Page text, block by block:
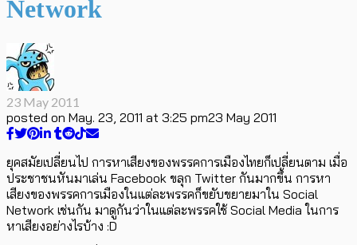
Network
23 May 2011
posted on May. 23, 2011 at 3:25 pm23 May 2011
ยุคสมัยเปลี่ยนไป การหาเสียงของพรรคการเมืองไทยก็เปลี่ยนตาม เมื่อ
ประชาชนหันมาเล่น Facebook ขลุก Twitter กันมากขึ้น การหา
เสียงของพรรคการเมืองในแต่ละพรรคก็ขยับขยายมาใน Social
Network เช่นกัน มาดูกันว่าในแต่ละพรรคใช้ Social Media ในการ
หาเสียงอย่างไรบ้าง :D